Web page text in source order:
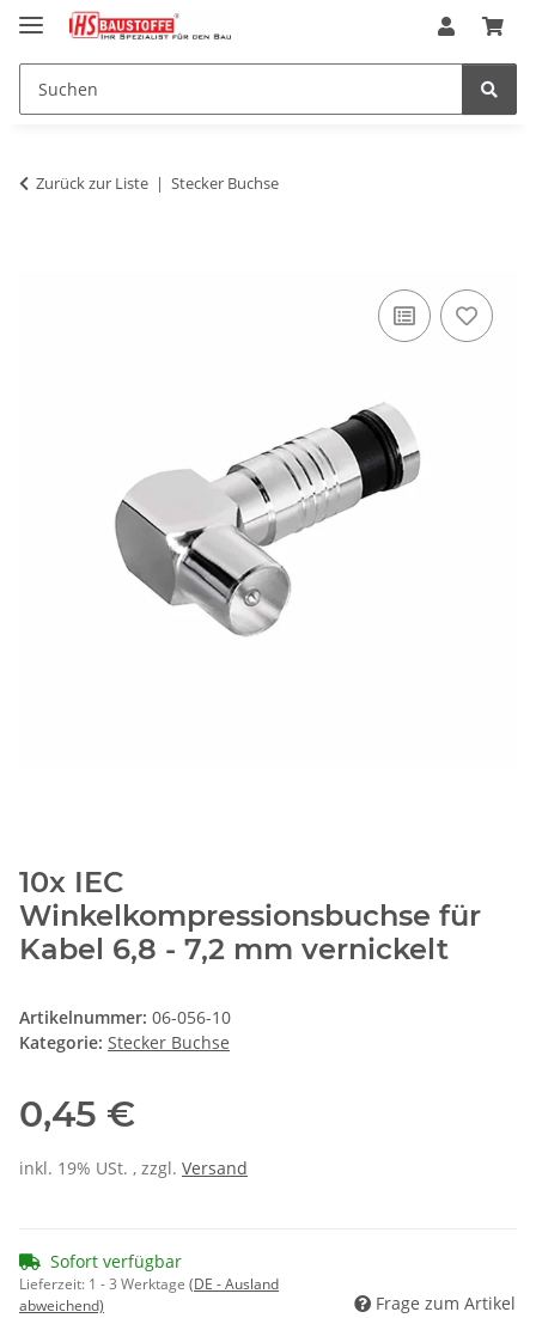
Zurück zur Liste Stecker Buchse
10x IEC
Winkelkompressionsbuchse für
Kabel 6,8 - 7,2 mm vernickelt
Artikelnummer: 06-056-10
Kategorie: Stecker Buchse
0,45 €
inkl. 19% USt. , zzgl. Versand
Sofort verfügbar
Lieferzeit: 1 - 3 Werktage (DE - Ausland
abweichend)
Frage zum Artikel